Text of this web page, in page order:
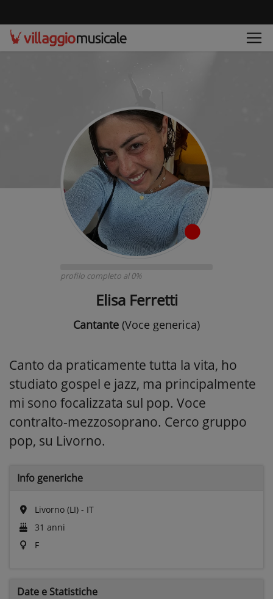
profilo completo al 0%
Elisa Ferretti
Cantante (Voce generica)
Canto da praticamente tutta la vita, ho
studiato gospel e jazz, ma principalmente
mi sono focalizzata sul pop. Voce
contralto-mezzosoprano. Cerco gruppo
pop, su Livorno.
Info generiche
Livorno (LI) - IT
31 anni
F
Date e Statistiche